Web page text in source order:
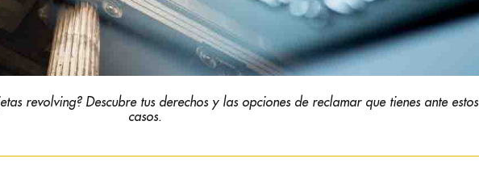
revolving? Descubre tus derechos y las opciones de reclamar que tienes ante estos
casos.